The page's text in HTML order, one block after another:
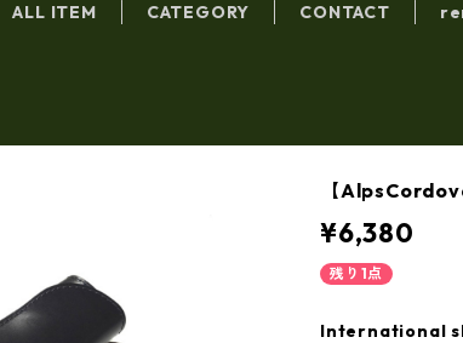
ALL ITEM CATEGORY CONTACT
【
¥6,380
残り1点
International